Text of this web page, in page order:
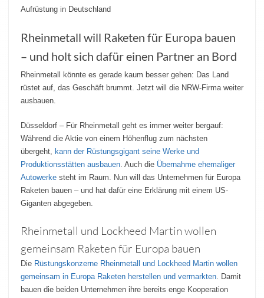
Aufrüstung in Deutschland
Rheinmetall will Raketen für Europa bauen
– und holt sich dafür einen Partner an Bord
Rheinmetall könnte es gerade kaum besser gehen: Das Land
rüstet auf, das Geschäft brummt. Jetzt will die NRW-Firma weiter
ausbauen.
Düsseldorf – Für Rheinmetall geht es immer weiter bergauf:
Während die Aktie von einem Höhenflug zum nächsten
übergeht, kann der Rüstungsgigant seine Werke und
Produktionsstätten ausbauen. Auch die Übernahme ehemaliger
Autowerke steht im Raum. Nun will das Unternehmen für Europa
Raketen bauen – und hat dafür eine Erklärung mit einem US-
Giganten abgegeben.
Rheinmetall und Lockheed Martin wollen
gemeinsam Raketen für Europa bauen
Die Rüstungskonzerne Rheinmetall und Lockheed Martin wollen
gemeinsam in Europa Raketen herstellen und vermarkten. Damit
bauen die beiden Unternehmen ihre bereits enge Kooperation